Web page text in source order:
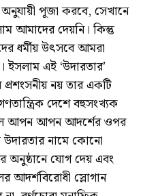
অনুযায়ী পূজা করবে, সেখানে
আমাদের দেয়নি। কিন্তু
ধর্মীয় উৎসবে আমরা
এই ‘উদারতার’
নয় তার একটি
দেশে বহুসংখ্যক
আপন আপন আদর্শের ওপর
উদারতার নামে কোনো
যোগ দেয় এবং
আদর্শবিরোধী স্লোগান